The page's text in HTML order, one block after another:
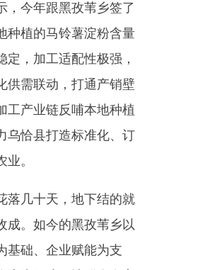
。如今的黑孜苇乡以
础、企业赋能为支
为保障，让群众在家
就近就地就业增收。
零距离）
编辑：李丽花
政府办公室承办：新疆乌恰县政务服务
新公网安备65302402000101号
光明路1号联系电话：0908-4621030